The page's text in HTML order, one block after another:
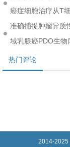
癌症细胞治疗从T
准确捕捉肿瘤异质
域乳腺癌PDO生物
热门评论
2014-2025